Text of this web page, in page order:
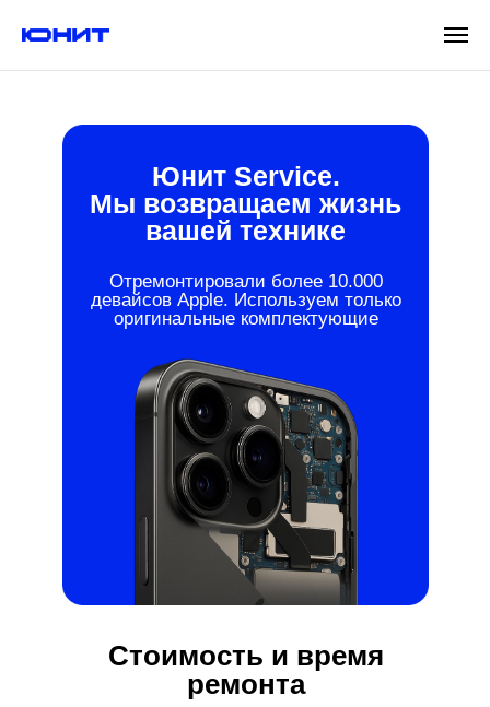
Стоимость и время
ремонта
Юнит Service.
Мы возвращаем жизнь
вашей технике
Отремонтировали более 10.000
девайсов Apple. Используем только
оригинальные комплектующие